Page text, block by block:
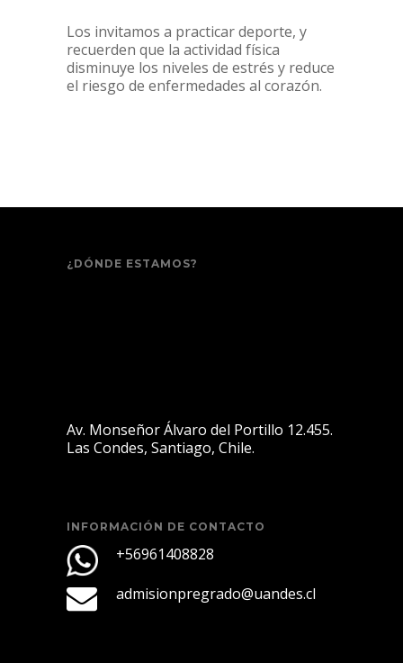
Los invitamos a practicar deporte, y
recuerden que la actividad física
disminuye los niveles de estrés y reduce
el riesgo de enfermedades al corazón.
¿DÓNDE ESTAMOS?
Av. Monseñor Álvaro del Portillo 12.455.
Las Condes, Santiago, Chile.
INFORMACIÓN DE CONTACTO
+56961408828
admisionpregrado@uandes.cl